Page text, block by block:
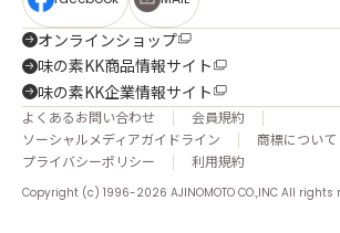
オンラインショップ
味の素KK商品情報サイト
味の素KK企業情報サイト
よくあるお問い合わせ
会員規約
ソーシャルメディアガイドライン
商標について
プライバシーポリシー
利用規約
Copyright (c) 1996-2026 AJINOMOTO CO.,INC All rights